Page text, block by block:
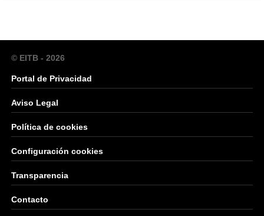
© EITB - 2026
Portal de Privacidad
Aviso Legal
Política de cookies
Configuración cookies
Transparencia
Contacto